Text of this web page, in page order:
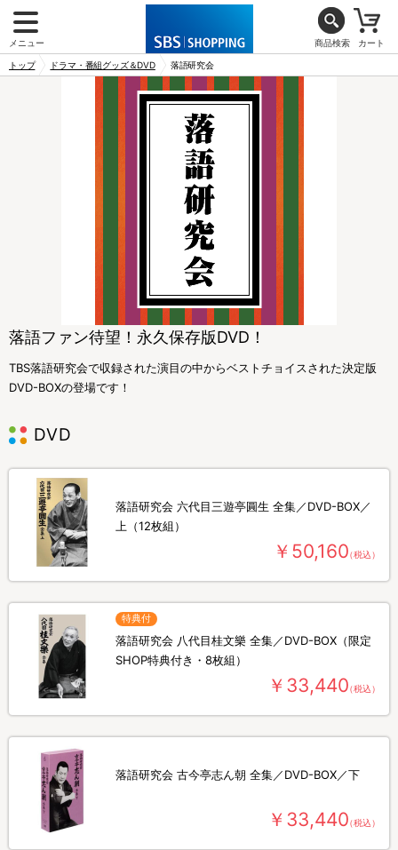
メニュー 商品検索 カート
トップ ドラマ・番組グッズ＆DVD 落語研究会
落語ファン待望！永久保存版DVD！
TBS落語研究会で収録された演目の中からベストチョイスされた決定版
DVD-BOXの登場です！
DVD
落語研究会 六代目三遊亭圓生 全集／DVD-BOX／
上（12枚組）
￥50,160（税込）
特典付
落語研究会 八代目桂文樂 全集／DVD-BOX（限定
SHOP特典付き・8枚組）
￥33,440（税込）
落語研究会 古今亭志ん朝 全集／DVD-BOX／下
￥33,440（税込）